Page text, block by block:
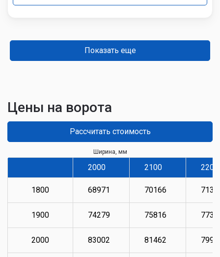
Показать еще
Цены на ворота
Рассчитать стоимость
Ширина, мм
2000 2100 2200
1800 68971 70166
1900 74279 75816
2000 83002 81462